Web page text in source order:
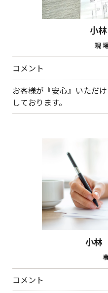
小
現
コメント
お客様が『安心』いただ
しております。
小林
コメント